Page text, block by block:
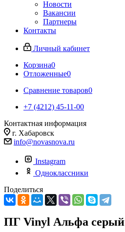
Новости
Вакансии
Партнеры
Контакты
Личный кабинет
Корзина0
Отложенные0
Сравнение товаров0
+7 (4212) 45-11-00
Контактная информация
г. Хабаровск
info@novasnova.ru
Instagram
Одноклассники
Поделиться
ПГ Vinyl Альфа серый